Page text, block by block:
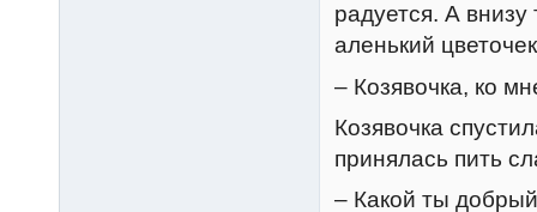
радуется. А внизу
аленький
– Козявочка, ко
Козявочка
принялась пить
– Какой ты